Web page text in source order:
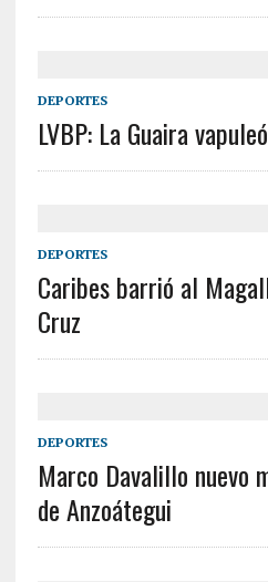
DEPORTES
LVBP: La Guaira
DEPORTES
Caribes barrió al
Cruz
DEPORTES
Marco Davalillo nuevo
de Anzoátegui